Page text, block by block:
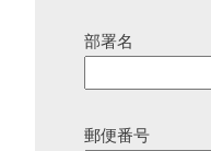
部署名
郵便番号